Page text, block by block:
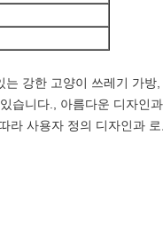
강한 고양이 쓰레기 가방
습니다., 아름다운 디자인
라 사용자 정의 디자인과